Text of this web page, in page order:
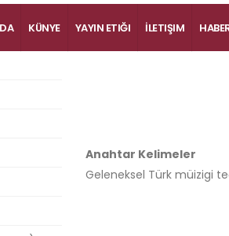
KÜNYE YAYIN ETIĞI İLETIŞIM
Anahtar Kelimeler
Geleneksel Türk müizigi